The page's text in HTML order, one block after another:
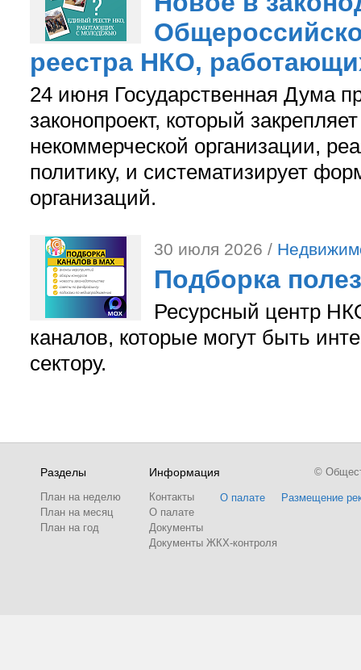
реестра НКО,
24 июня Государственная Дума
законопроект, который
некоммерческой организации,
политику, и систематизирует
организаций.
30 июля 2026 /
Подборка
Ресурсный центр
каналов, которые могут быть
сектору.
Разделы
План на неделю
План на месяц
План на год
Информация
Контакты
О палате
Документы
Документы ЖКХ-контроля
О палате Размещение
©